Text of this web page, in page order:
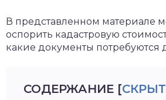
В представленном материале
оспорить кадастровую
какие документы потребуются
СОДЕРЖАНИЕ [